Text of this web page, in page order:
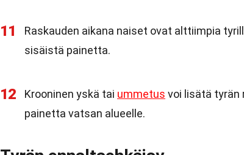
11 Raskauden aikana naiset ovat alttiimpia
sisäistä painetta.
12 Krooninen yskä tai ummetus voi lisätä tyrän
painetta vatsan alueelle.